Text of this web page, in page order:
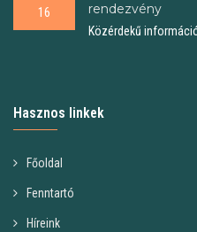
16
rendezvény
Közérdekű
Hasznos linkek
Főoldal
Fenntartó
Híreink